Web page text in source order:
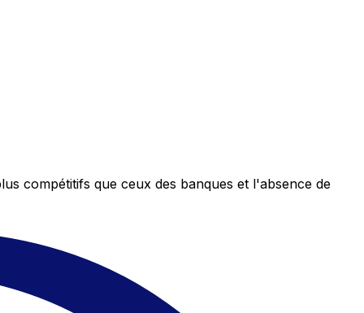
compétitifs que ceux des banques et l'absence de